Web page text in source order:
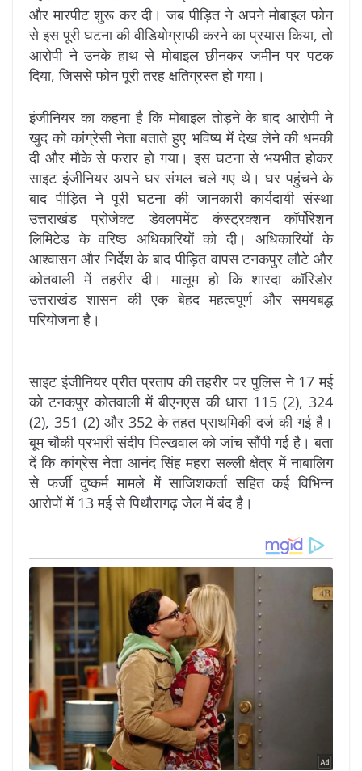
और मारपीट शुरू कर दी। जब पीड़ित ने अपने मोबाइल फोन
से इस पूरी घटना की वीडियोग्राफी करने का प्रयास किया, तो
आरोपी ने उनके हाथ से मोबाइल छीनकर जमीन पर पटक
दिया, जिससे फोन पूरी तरह क्षतिग्रस्त हो गया।
इंजीनियर का कहना है कि मोबाइल तोड़ने के बाद आरोपी ने
खुद को कांग्रेसी नेता बताते हुए भविष्य में देख लेने की धमकी
दी और मौके से फरार हो गया। इस घटना से भयभीत होकर
साइट इंजीनियर अपने घर संभल चले गए थे। घर पहुंचने के
बाद पीड़ित ने पूरी घटना की जानकारी कार्यदायी संस्था
उत्तराखंड प्रोजेक्ट डेवलपमेंट कंस्ट्रक्शन कॉर्पोरेशन
लिमिटेड के वरिष्ठ अधिकारियों को दी। अधिकारियों के
आश्वासन और निर्देश के बाद पीड़ित वापस टनकपुर लौटे और
कोतवाली में तहरीर दी। मालूम हो कि शारदा कॉरिडोर
उत्तराखंड शासन की एक बेहद महत्वपूर्ण और समयबद्ध
परियोजना है।
साइट इंजीनियर प्रीत प्रताप की तहरीर पर पुलिस ने 17 मई
को टनकपुर कोतवाली में बीएनएस की धारा 115 (2), 324
(2), 351 (2) और 352 के तहत प्राथमिकी दर्ज की गई है।
बूम चौकी प्रभारी संदीप पिल्खवाल को जांच सौंपी गई है। बता
दें कि कांग्रेस नेता आनंद सिंह महरा सल्ली क्षेत्र में नाबालिग
से फर्जी दुष्कर्म मामले में साजिशकर्ता सहित कई विभिन्न
आरोपों में 13 मई से पिथौरागढ़ जेल में बंद है।